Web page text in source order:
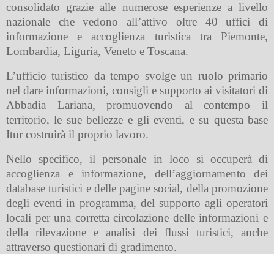
consolidato grazie alle numerose esperienze a livello
nazionale che vedono all’attivo oltre 40 uffici di
informazione e accoglienza turistica tra Piemonte,
Lombardia, Liguria, Veneto e Toscana.
L’ufficio turistico da tempo svolge un ruolo primario
nel dare informazioni, consigli e supporto ai visitatori di
Abbadia Lariana, promuovendo al contempo il
territorio, le sue bellezze e gli eventi, e su questa base
Itur costruirà il proprio lavoro.
Nello specifico, il personale in loco si occuperà di
accoglienza e informazione, dell’aggiornamento dei
database turistici e delle pagine social, della promozione
degli eventi in programma, del supporto agli operatori
locali per una corretta circolazione delle informazioni e
della rilevazione e analisi dei flussi turistici, anche
attraverso questionari di gradimento.